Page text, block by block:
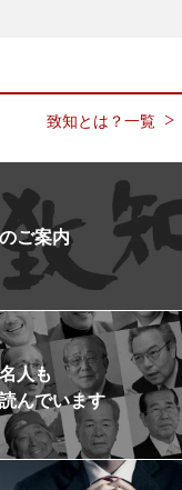
致知とは？一覧
ご案内
人も
んでいます